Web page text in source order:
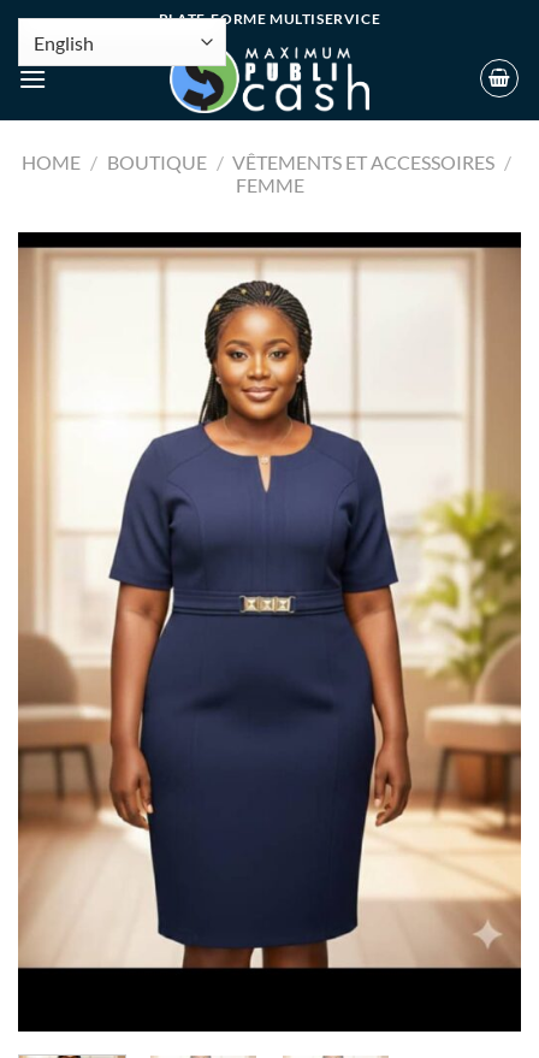
PLATE-FORME MULTISERVICE
HOME / BOUTIQUE / VÊTEMENTS ET ACCESSOIRES /
FEMME